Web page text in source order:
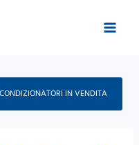
CONDIZIONATORI IN VENDITA